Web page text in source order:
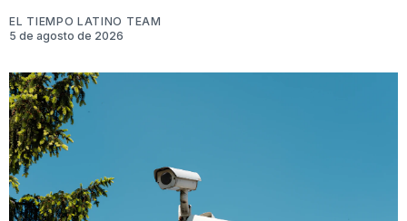
EL TIEMPO LATINO TEAM
5 de agosto de 2026